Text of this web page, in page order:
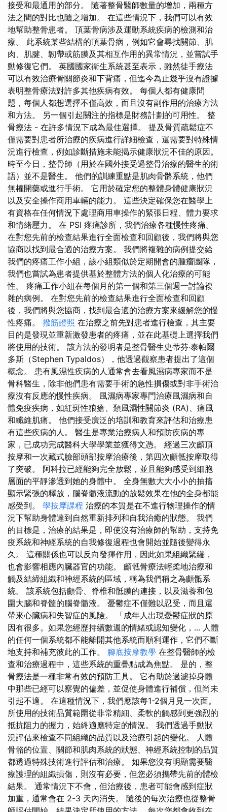
接受和最通用的部分。 隨著整骨醫師數量的增加，兩種方
法之間的對比也隨之增加。 在這些情況下，我們可以有效
地幫助整骨患者。 頂葉骨病涉及運動系統疾病的檢測和治
療。 此系統某些結構的頂葉骨病，例如它會尋找關節、肌
肉、肌腱、韌帶或筋膜及其相互作用的異常情況，並嘗試手
動修復它們。 英國國家衛生系統甚至表示，雖然徒手療法
可以有效治療骨關節炎和下背痛，但迄今為止幾乎沒有證據
表明整骨療法對許多其他疾病有效。 每個人都有健康問
題，每個人都想選擇不僅高效，而且沒有副作用的治療方法
和方法。 另一個引起關注的指標是財務計劃的可用性。 整
骨療法 - 在許多情況下成為最佳選擇。 提及骨質疏鬆症不
僅需要對患者所治療的疾病進行詳細檢查，還需要對特殊情
況進行檢查，例如診斷措施未能揭示健康狀況不佳的原因。
時至今日，整骨師（用於在國外接受過整骨治療的醫生的術
語）並不是醫生。 他們的訓練重點是肌肉骨骼系統，他們
無權開藥或進行手術。 它用於確定您的整體身體健康狀況
以及安全操作商用車輛的能力。 這些決定確保您在醫學上
有資格在任何情況下處理商用車操作的緊張日程、體力要求
和情緒壓力。 在 PSI 疼痛診所，我們治療各種慢性疼痛。
在對您先前的檢查結果進行全面檢查和回顧後，我們將與您
協商以找到最合適的治療方案。 我們將複雜的病例提交給
我們的疼痛工作小組，該小組類似於定期開會的腫瘤團隊，
我們也嘗試為患者提供基於整體方法的個人化治療的可能
性。 疼痛工作小組在每個月的第一個和第三個週一討論複
雜的病例。 在對您先前的檢查結果進行全面檢查和回顧
後，我們將與您協商，找到最合適的治療方案來緩解您的慢
性疼痛。 撥筋證照 在治療之前先對患者進行檢查，其主要
目的是發現並重新激發患者的疼痛，並在此基礎上選擇我們
將使用的技術。 該方法的發明者是整骨醫生史蒂芬·泰帕爾
多斯（Stephen Typaldos），他透過觀察患者提出了這個
概念。 患有風濕性疾病的人通常會去看風濕病專家而不是
骨科醫生，除非他們患有需要手術的急性損傷或對非手術治
療沒有反應的慢性疾病。 風濕病專家專門治療風濕病和自
體免疫疾病，如紅斑性狼瘡、類風濕性關節炎 (RA)、痛風
和纖維肌痛。 他們接受廣泛的培訓和教育來評估和治療患
有這些疾病的人。 醫生是專業治療病人和預防疾病的專
家，已成功完成醫科大學學業並獲得文憑。 經過三次顱頂
按摩和一次藏式臉部頭部按摩治療後，第四次顱骶按摩取得
了突破。 阿科拉已經能夠完全放鬆，並且能夠感受到細胞
層面的平靜滲透到她的身體中。 全身無數大大小小的抽搐
顯示緊張的釋放，腦脊髓液流動的放鬆效果在他的全身都能
感受到。 學按摩課程 治療的本質是在不進行物理操作的情
況下幫助身體達到自然重新排列和自我治癒的狀態。 我們
的目標是，治療的結果是，即使沒有治療師的幫助，支持免
疫系統和神經系統的自我修復過程也會開始並隨後變得永
久。 這種關係也可以反向發揮作用，因此如果組織緊繃，
也會影響相應內臟器官的功能。 顱骶骨療法輕柔地治療和
觸及結締組織和神經系統的區域，稱為我們稱之為顱骶系
統。 該系統包括顱骨、脊椎和骶膜的連接，以及滋養和包
圍大腦和脊髓的腦脊髓液。 憂鬱症不僅難以忍受，而且還
帶來心臟病和失智症的風險。 「成年人出現憂鬱症狀的原
因有很多。如果您經歷持續數週的情緒或認知變化，... 人體
的任何一個系統都不能離開其他系統而順利運作，它們不斷
地支持和補充彼此的工作。 腳底按摩教學 在整骨醫師的檢
查和治療過程中，這些系統的重疊點成為焦點。 是的，整
骨療法是一種非常有效的預防工具。 它有助於過濾掉身體
中那些已經可以察覺的偏差，並促使身體進行補償，但尚未
引起不適。 在這種情況下，我們應該每1-2個月見一次面。
所使用的技術品質範圍從非常精細、柔軟的觸感到更強烈的
抵抗阻力的握力，始終適應特定的情況。 我們透過手動狀
況評估來檢查不同組織的品質以及治療引起的變化。 人體
骨骼的位置、關節和肌肉系統的狀態、神經系統控制的品質
都透過特殊技術進行評估和治療。 如果您沒有明顯需要醫
療護理的組織損傷，則沒有必要，但您必須攜帶先前的體檢
結果。 通常情況下不會，但治療後，患者可能會感到症狀
加重，通常會在 2-3 天內消失。 隨後的每次治療也從整骨